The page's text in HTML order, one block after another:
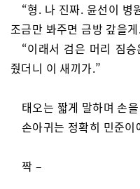
“형. 나 진짜. 윤선이 병
조금만 봐주면 금방 갚을
“이래서 검은 머리 짐
줬더니 이 새끼가.”
태오는 짧게 말하며 손
손아귀는 정확히 민준이
짝 –